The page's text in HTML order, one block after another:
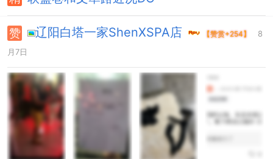
辽阳白塔一家ShenXSPA店 【赞赏+254】
8
月7日